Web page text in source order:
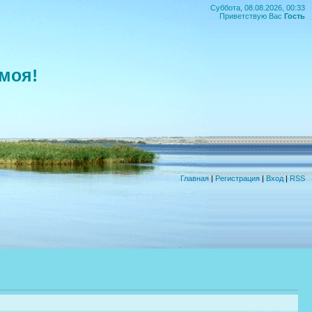
Суббота, 08.08.2026, 00:33
Приветствую Вас Гость
Главная|Регистрация|Вход|RSS